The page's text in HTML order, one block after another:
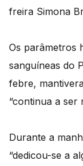
freira Simona
Os parâmetros
sanguíneas do
febre,
“continua a ser
Durante a
“dedicou-se a